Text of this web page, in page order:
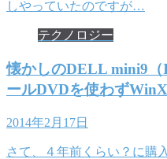
しやっていたのですが…
テクノロジー
懐かしのDELL mini9（
ールDVDを使わず
2014年2月17日
さて、４年前くらい？に購